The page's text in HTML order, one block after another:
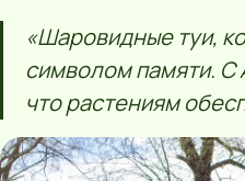
«Шаровидные туи,
символом памяти. С
что растениям